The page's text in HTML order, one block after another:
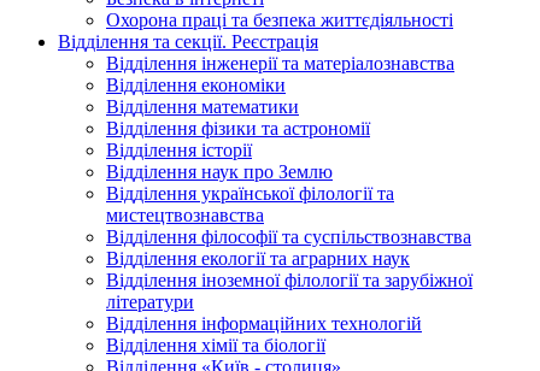
Охорона праці та безпека життєдіяльності
Відділення та секції. Реєстрація
Відділення інженерії та матеріалознавства
Відділення економіки
Відділення математики
Відділення фізики та астрономії
Відділення історії
Відділення наук про Землю
Відділення української філології та
мистецтвознавства
Відділення філософії та суспільствознавства
Відділення екології та аграрних наук
Відділення іноземної філології та зарубіжної
літератури
Відділення інформаційних технологій
Відділення хімії та біології